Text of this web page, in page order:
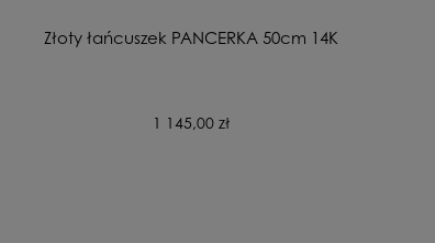
Złoty łańcuszek PANCERKA 50cm 14K
1 145,00 zł